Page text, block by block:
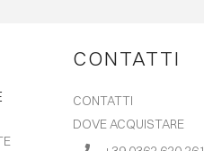
CONTATTI
CONTATTI
DOVE ACQUISTARE